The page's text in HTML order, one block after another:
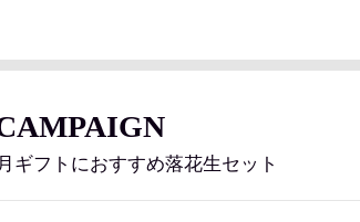
ギフトにおすすめ落花生セット